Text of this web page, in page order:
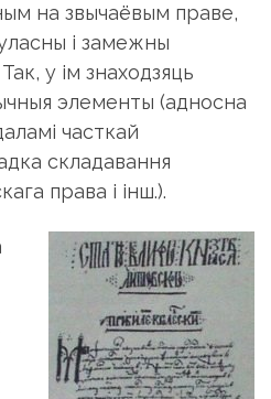
на звычаёвым праве,
і замежны
у ім знаходзяць
элементы (адносна
часткай
складавання
права і інш.).